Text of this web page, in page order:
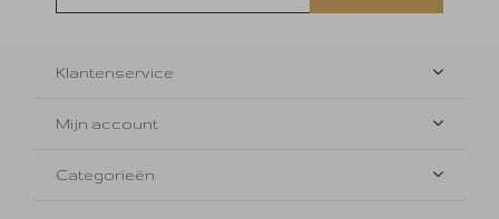
Klantenservice
Mijn account
Categorieën